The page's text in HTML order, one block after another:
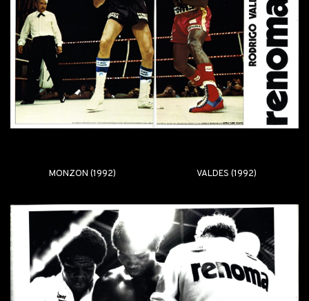
MONZON (1992) VALDES (1992)